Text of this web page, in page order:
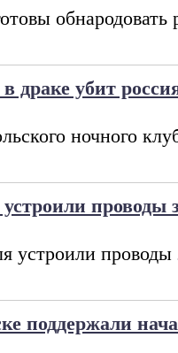
драке убит
ночного
устроили проводы
поддержали